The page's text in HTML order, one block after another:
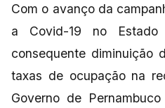
Com o avanço da
a Covid-19 no
consequente diminuição
taxas de ocupação na
Governo de